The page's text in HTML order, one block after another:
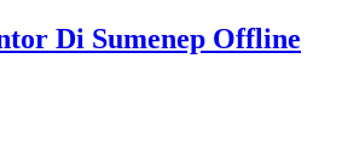
Di Sumenep Offline